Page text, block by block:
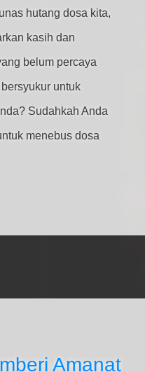
hutang dosa kita,
kasih dan
belum percaya
untuk
Sudahkah Anda
menebus dosa
Amanat